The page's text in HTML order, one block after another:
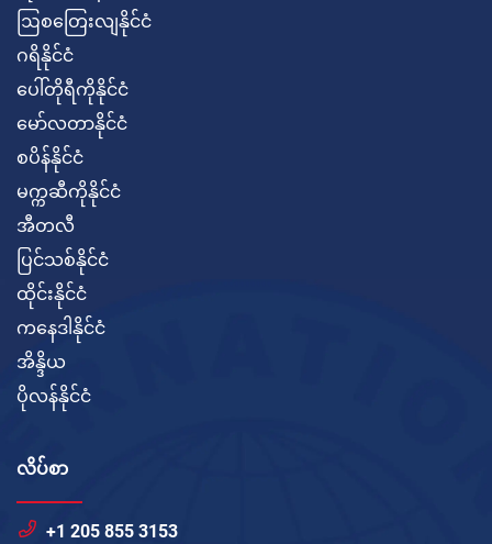
ဩစတြေးလျနိုင်ငံ
ဂရိနိုင်ငံ
ပေါ်တိုရီကိုနိုင်ငံ
မော်လတာနိုင်ငံ
စပိန်နိုင်ငံ
မက္ကဆီကိုနိုင်ငံ
အီတလီ
ပြင်သစ်နိုင်ငံ
ထိုင်းနိုင်ငံ
ကနေဒါနိုင်ငံ
အိန္ဒိယ
ပိုလန်နိုင်ငံ
လိပ်စာ
+1 205 855 3153